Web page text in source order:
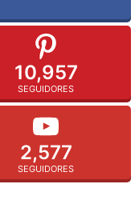
10,957
SEGUIDORES
2,577
SEGUIDORES